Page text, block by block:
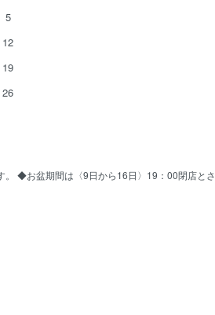
5
12
19
26
。 ◆お盆期間は〈9日から16日〉19：00閉店とさ